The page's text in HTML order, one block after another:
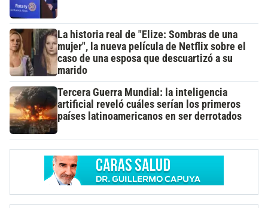
La historia real de "Elize: Sombras de una
mujer", la nueva película de Netflix sobre el
caso de una esposa que descuartizó a su
marido
Tercera Guerra Mundial: la inteligencia
artificial reveló cuáles serían los primeros
países latinoamericanos en ser derrotados